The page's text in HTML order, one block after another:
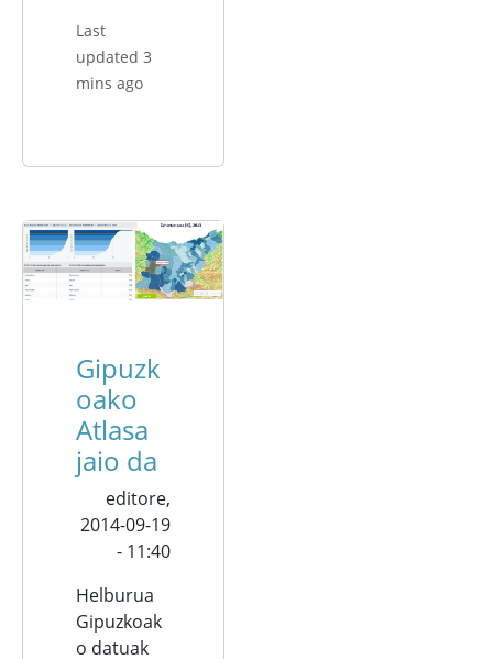
Last
updated 3
mins ago
Gipuzk
oako
Atlasa
jaio da
editore,
2014-09-19
- 11:40
Helburua
Gipuzkoak
o datuak